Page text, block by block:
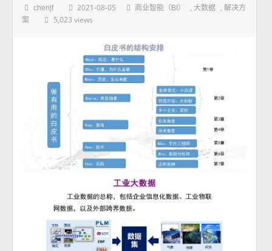
chenjf 2021-08-05 商业智能（BI） ,大数据 ,解决方
案
5,023 views